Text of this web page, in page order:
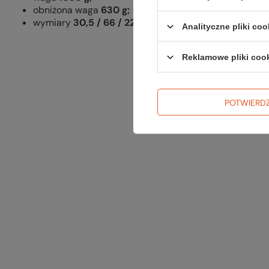
obniżona waga 630 g;
wymiary 30,5 / 66 / 22,9 cm. Analityczne pliki
Reklamowe pliki